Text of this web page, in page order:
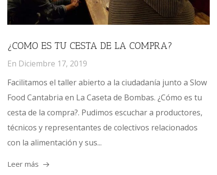
¿COMO ES TU CESTA DE LA COMPRA?
En Diciembre 17, 2019
Facilitamos el taller abierto a la ciudadanía junto a Slow
Food Cantabria en La Caseta de Bombas. ¿Cómo es tu
cesta de la compra?. Pudimos escuchar a productores,
técnicos y representantes de colectivos relacionados
con la alimentación y sus...
Leer más